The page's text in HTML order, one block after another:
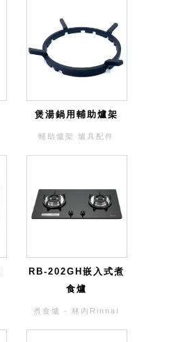
煲湯鍋用輔助爐架
輔助爐架 爐具配件
RB-202GH嵌入式煮
食爐
煮食爐 - 林內Rinnai